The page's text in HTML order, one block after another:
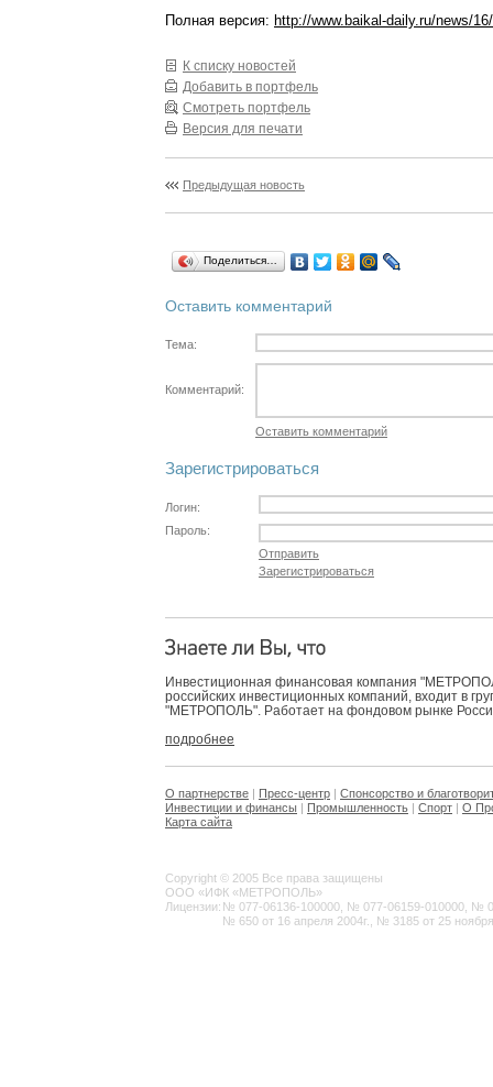
Полная версия: http://www.baikal-daily.ru/news/
К списку новостей
Добавить в портфель
Смотреть портфель
Версия для печати
Предыдущая новость
Поделиться…
Оставить комментарий
Тема:
Комментарий:
Оставить комментарий
Зарегистрироваться
Логин:
Пароль:
Отправить
Зарегистрироваться
Инвестиционная финансовая компания
российских инвестиционных компаний, входит в
"МЕТРОПОЛЬ". Работает на фондовом рынке
подробнее
О партнерстве | Пресс-центр | Спонсорство и
Инвестиции и финансы | Промышленность | Спорт | О
Карта сайта
Copyright © 2005 Все права защищены
ООО «ИФК «МЕТРОПОЛЬ»
Лицензии: № 077-06136-100000, № 077-06159-010000, №
№ 650 от 16 апреля 2004г., № 3185 от 25